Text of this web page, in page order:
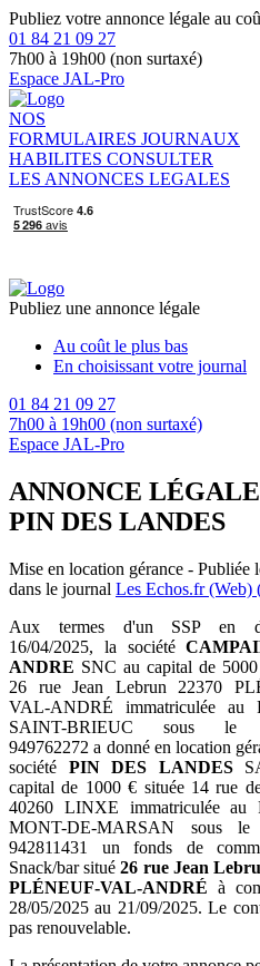
Publiez votre annonce légale au
01 84 21 09 27
7h00 à 19h00 (non surtaxé)
Espace JAL-Pro
NOS
FORMULAIRES JOURNAUX
HABILITES CONSULTER
LES ANNONCES LEGALES
Publiez une annonce légale
Au coût le plus bas
En choisissant votre journal
01 84 21 09 27
7h00 à 19h00 (non surtaxé)
Espace JAL-Pro
ANNONCE LÉGALE
PIN DES LANDES
Mise en location gérance - Publiée
dans le journal Les Echos.fr (Web)
Aux termes d'un SSP en
16/04/2025, la société
ANDRE SNC au capital de
26 rue Jean Lebrun 22370
VAL-ANDRÉ immatriculée au
SAINT-BRIEUC sous le
949762272 a donné en location
société PIN DES LANDES
capital de 1000 € située 14 rue
40260 LINXE immatriculée au
MONT-DE-MARSAN sous le
942811431 un fonds de
Snack/bar situé26 rue Jean
PLÉNEUF-VAL-ANDRÉ à
28/05/2025 au 21/09/2025. Le
pas renouvelable.